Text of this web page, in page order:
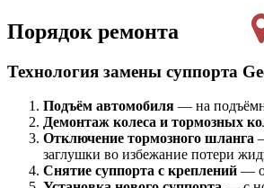
Порядок ремонта
Технология замены суппорта
Подъём автомобиля — на
Демонтаж колеса и тормозных
Отключение тормозного шланга
заглушки во избежание потери
Снятие суппорта с креплений —